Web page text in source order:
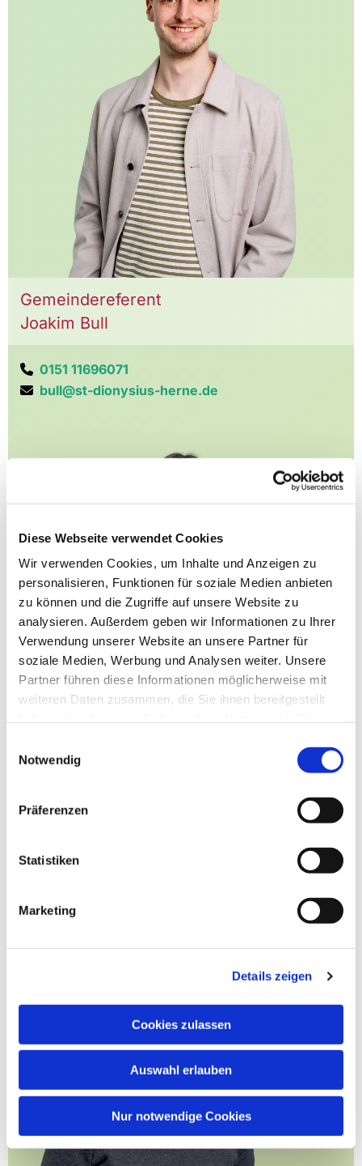
Diese Webseite verwendet Cookies
Wir verwenden Cookies, um Inhalte und Anzeigen zu
personalisieren, Funktionen für soziale Medien anbieten
zu können und die Zugriffe auf unsere Website zu
analysieren. Außerdem geben wir Informationen zu Ihrer
Verwendung unserer Website an unsere Partner für
soziale Medien, Werbung und Analysen weiter. Unsere
Partner führen diese Informationen möglicherweise mit
weiteren Daten zusammen, die Sie ihnen bereitgestellt
Notwendig
Präferenzen
Statistiken
Marketing
Details zeigen
Cookies zulassen
Auswahl erlauben
Nur notwendige Cookies
Gemeindereferent
Joakim Bull
 0151 11696071
 bull@st-dionysius-herne.de
Gemeindeassistentin
kroh@st-dionysius-herne.de